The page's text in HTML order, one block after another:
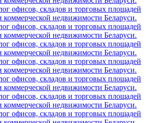
офисов, складов и торговых площадей
коммерческой недвижимости Беларуси.
офисов, складов и торговых площадей
коммерческой недвижимости Беларуси.
офисов, складов и торговых площадей
коммерческой недвижимости Беларуси.
офисов, складов и торговых площадей
коммерческой недвижимости Беларуси.
офисов, складов и торговых площадей
коммерческой недвижимости Беларуси.
офисов, складов и торговых площадей
коммерческой недвижимости Беларуси.
офисов, складов и торговых площадей